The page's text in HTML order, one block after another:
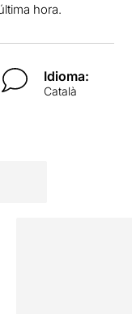
hora.
Idioma:
Català